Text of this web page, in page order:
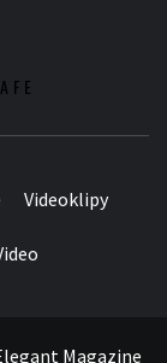
Videoklipy
Magazine